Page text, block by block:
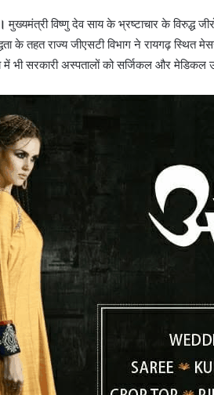
मुख्यमंत्री विष्णु देव साय के भ्रष्टाचार के विरुद्ध
के तहत राज्य जीएसटी विभाग ने रायगढ़ स्थित
भी सरकारी अस्पतालों को सर्जिकल और मेडिकल